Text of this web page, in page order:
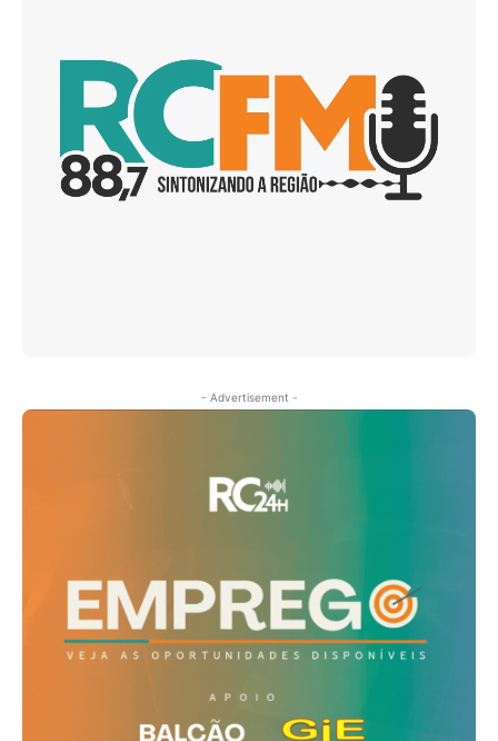
- Advertisement -